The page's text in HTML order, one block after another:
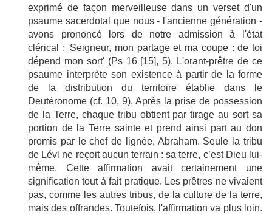
exprimé de façon merveilleuse dans un verset d'un
psaume sacerdotal que nous - l'ancienne génération -
avons prononcé lors de notre admission à l'état
clérical : 'Seigneur, mon partage et ma coupe : de toi
dépend mon sort' (Ps 16 [15], 5). L'orant-prêtre de ce
psaume interprète son existence à partir de la forme
de la distribution du territoire établie dans le
Deutéronome (cf. 10, 9). Après la prise de possession
de la Terre, chaque tribu obtient par tirage au sort sa
portion de la Terre sainte et prend ainsi part au don
promis par le chef de lignée, Abraham. Seule la tribu
de Lévi ne reçoit aucun terrain : sa terre, c’est Dieu lui-
même. Cette affirmation avait certainement une
signification tout à fait pratique. Les prêtres ne vivaient
pas, comme les autres tribus, de la culture de la terre,
mais des offrandes. Toutefois, l'affirmation va plus loin.